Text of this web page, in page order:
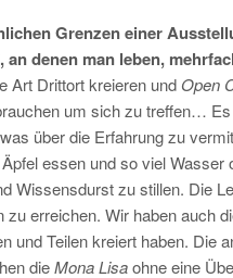
Grenzen einer
an denen man leben,
Art Drittort kreieren und Open
um sich zu treffen…
über die Erfahrung zu
essen und so viel
Wissensdurst zu stillen. Die
erreichen. Wir haben auch
und Teilen kreiert haben. Die
dieMona Lisaohne eine